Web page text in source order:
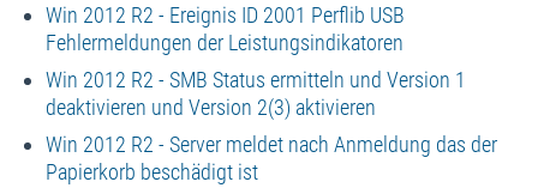
Win 2012 R2 - Ereignis ID 2001 Perflib USB
Fehlermeldungen der Leistungsindikatoren
Win 2012 R2 - SMB Status ermitteln und Version 1
deaktivieren und Version 2(3) aktivieren
Win 2012 R2 - Server meldet nach Anmeldung das der
Papierkorb beschädigt ist